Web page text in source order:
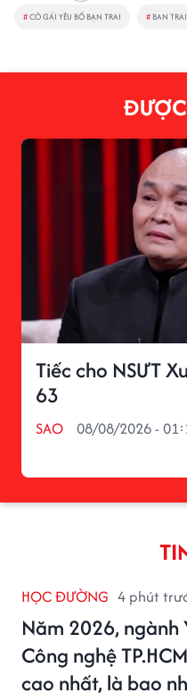
#CÔ GÁI YÊU BỐ BẠN TRAI # BAN TRAI
Tiếc cho NSƯT
63
SAO 08/08/2026 -
HỌC ĐƯỜNG 4 phút
Năm 2026, ngành
Công nghệ
cao nhất, là bao